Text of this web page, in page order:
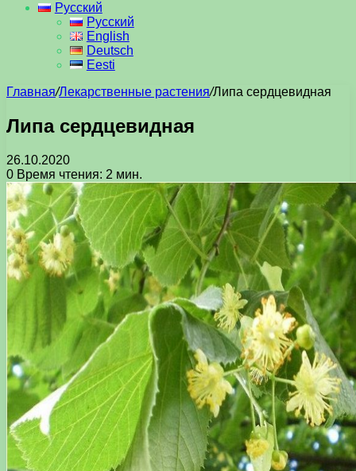
Русский
Русский
English
Deutsch
Eesti
Главная/Лекарственные растения/Липа сердцевидная
Липа сердцевидная
26.10.2020
0 Время чтения: 2 мин.